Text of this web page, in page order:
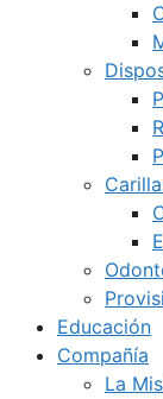
Educación
Compañía
La